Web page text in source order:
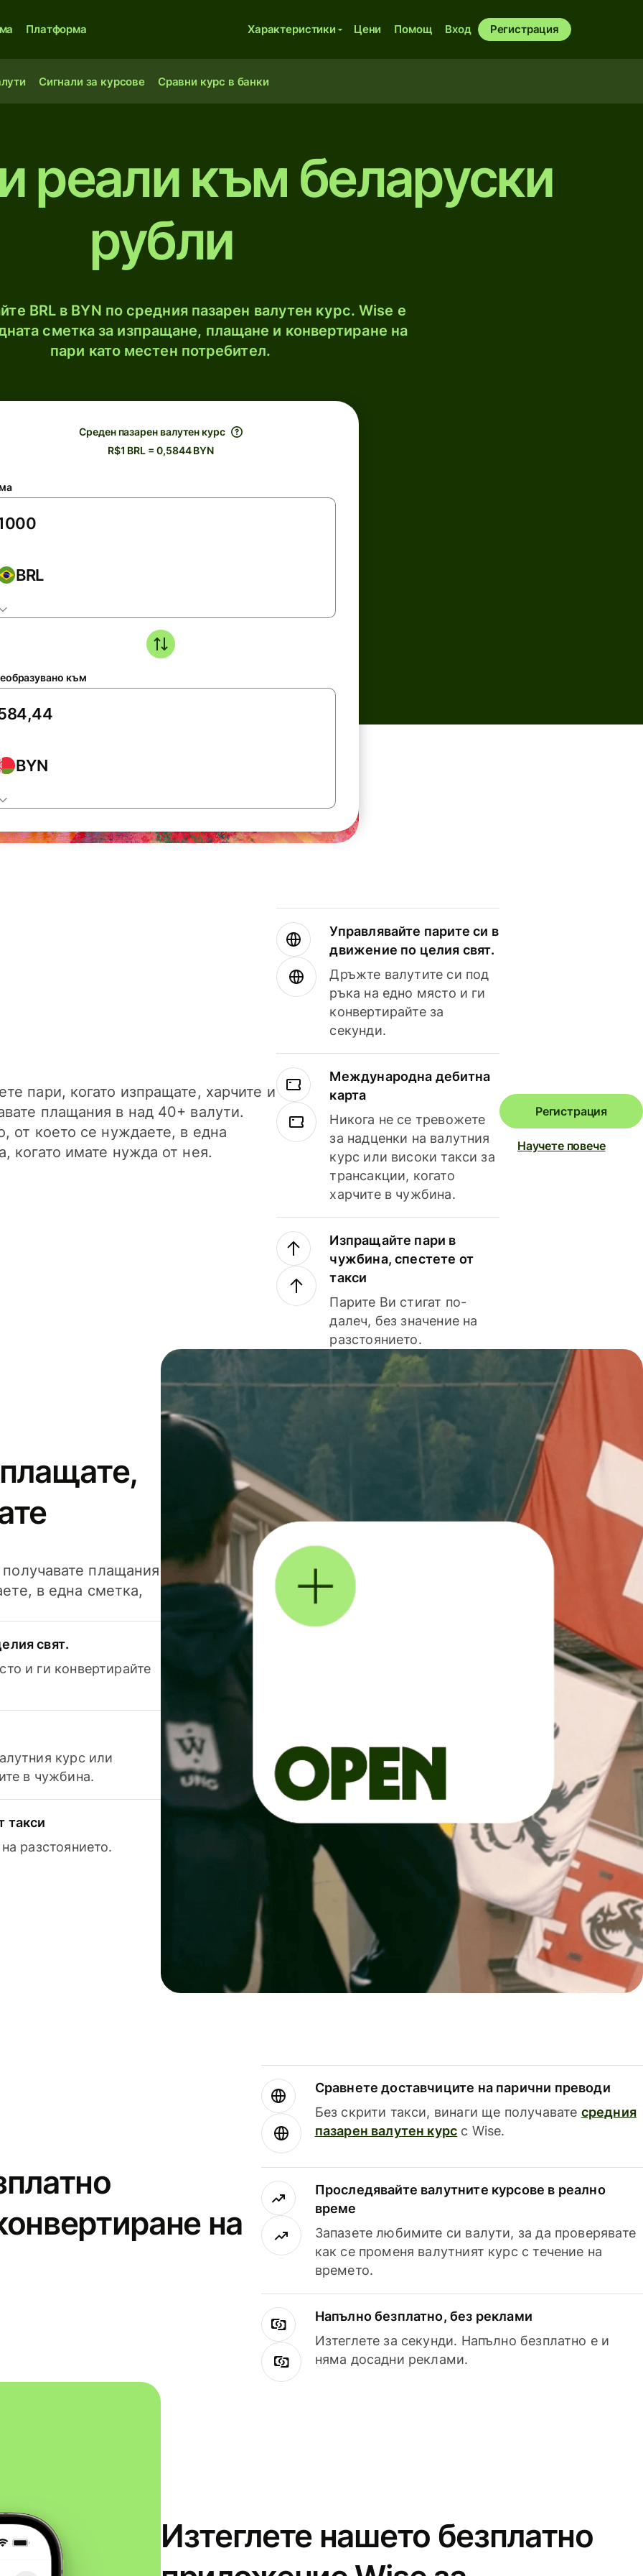
Платформа Характеристики Цени Помощ Вход Регистрация
Сигнали за курсове Сравни курс в банки
реали към беларуски
рубли
BRL в BYN по средния пазарен валутен курс. Wise е
сметка за изпращане, плащане и конвертиране на
пари като местен потребител.
Среден пазарен валутен курс
R$1 BRL = 0,5844 BYN
BRL
към
BYN
пари, когато изпращате, харчите и
плащания в над 40+ валути.
от което се нуждаете, в една
когато имате нужда от нея.
Управлявайте парите си в
движение по целия свят.
Дръжте валутите си под
ръка на едно място и ги
конвертирайте за
секунди.
Международна дебитна
карта
Никога не се тревожете
за надценки на валутния
курс или високи такси за
трансакции, когато
харчите в чужбина.
Изпращайте пари в
чужбина, спестете от
такси
Парите Ви стигат по-
далеч, без значение на
разстоянието.
Регистрация
Научете повече
плащания
в една сметка,
свят.
и ги конвертирайте
курс или
в чужбина.
такси
разстоянието.
на
Сравнете доставчиците на парични преводи
Без скрити такси, винаги ще получавате средния
пазарен валутен курс с Wise.
Проследявайте валутните курсове в реално
време
Запазете любимите си валути, за да проверявате
как се променя валутният курс с течение на
времето.
Напълно безплатно, без реклами
Изтеглете за секунди. Напълно безплатно е и
няма досадни реклами.
Изтеглете нашето безплатно